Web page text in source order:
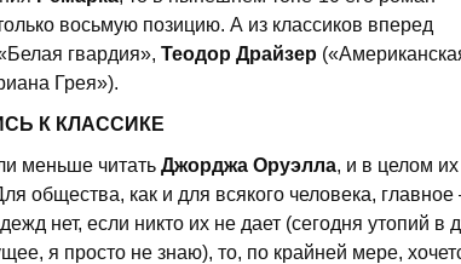
восьмую позицию. А из классиков вперед
гвардия», Теодор Драйзер
Грея»).
К КЛАССИКЕ
меньше читать Джорджа Оруэлла, и в целом их
общества, как и для всякого человека, главное
нет, если никто их не дает (сегодня утопий в
я просто не знаю), то, по крайней мере,